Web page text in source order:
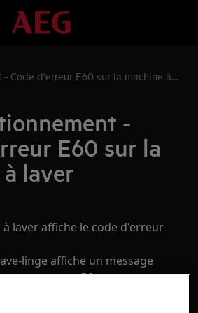
Code d'erreur E60 sur la machine à
-
E60 sur la
laver
à laver affiche le code d'erreur
linge affiche un message
par E6.